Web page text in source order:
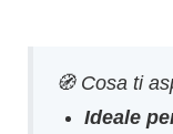
🧭 Cosa ti
Ideale